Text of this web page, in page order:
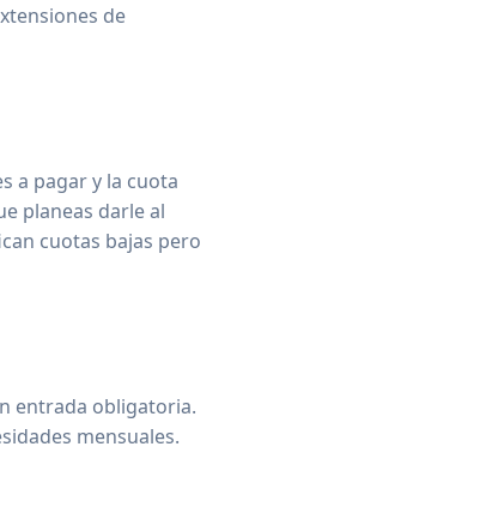
de
a pagar y la cuota
planeas darle al
cuotas bajas pero
entrada obligatoria.
mensuales.